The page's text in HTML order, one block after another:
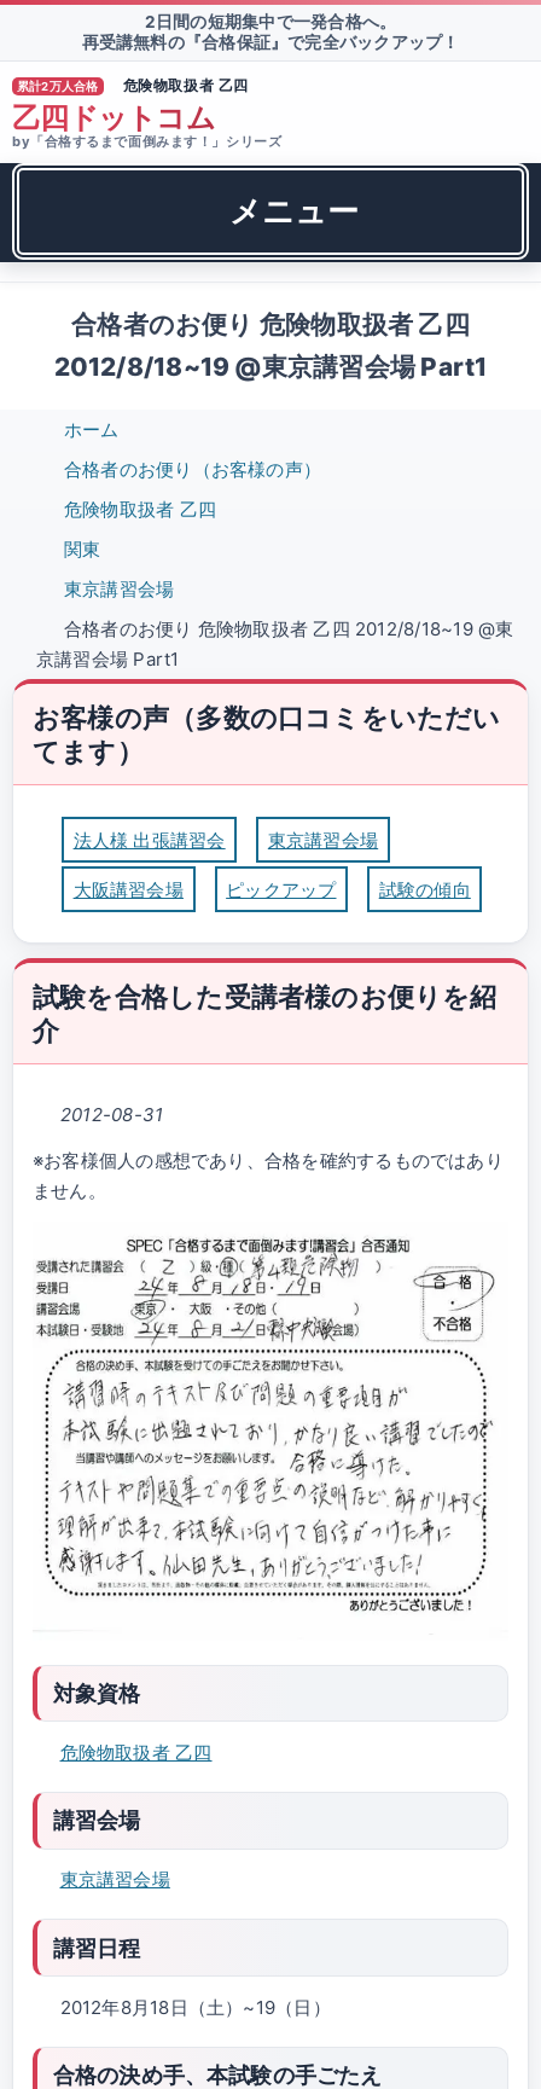
2日間の短期集中で一発合格へ。
再受講無料の『合格保証』で完全バックアップ！
累計2万人合格 危険物取扱者 乙四
乙四ドットコム
by「合格するまで面倒みます！」シリーズ
メニュー
合格者のお便り 危険物取扱者 乙四
2012/8/18~19 @東京講習会場 Part1
ホーム
合格者のお便り（お客様の声）
危険物取扱者 乙四
関東
東京講習会場
合格者のお便り 危険物取扱者 乙四 2012/8/18~19 @東
京講習会場 Part1
お客様の声（多数の口コミをいただい
てます）
法人様 出張講習会 東京講習会場
大阪講習会場 ピックアップ 試験の傾向
試験を合格した受講者様のお便りを紹
介
2012-08-31
※お客様個人の感想であり、合格を確約するものではあり
ません。
対象資格
危険物取扱者 乙四
講習会場
東京講習会場
講習日程
2012年8月18日（土）~19（日）
合格の決め手、本試験の手ごたえ